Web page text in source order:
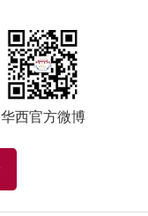
华西官方微博